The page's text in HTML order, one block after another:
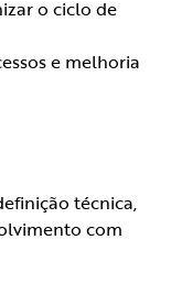
o ciclo de
e melhoria
técnica,
com